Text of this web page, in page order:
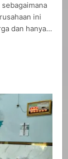
ini
dan hanya…